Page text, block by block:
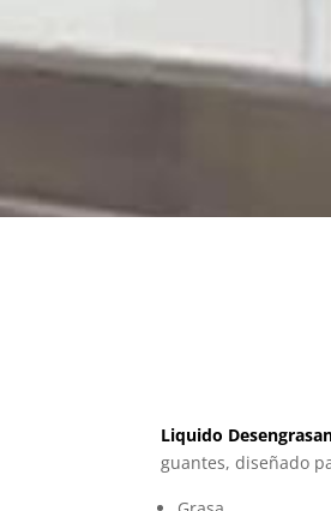
Liquido
guantes, diseñado